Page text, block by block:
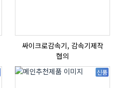
싸이크로감속기, 감속기제작
협의
신품